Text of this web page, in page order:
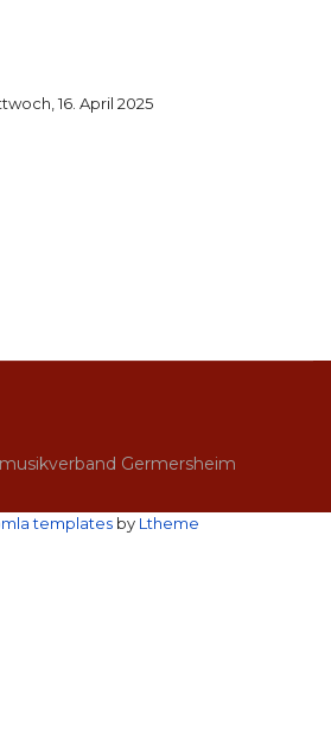
16. April 2025
Germersheim
templatesby Ltheme